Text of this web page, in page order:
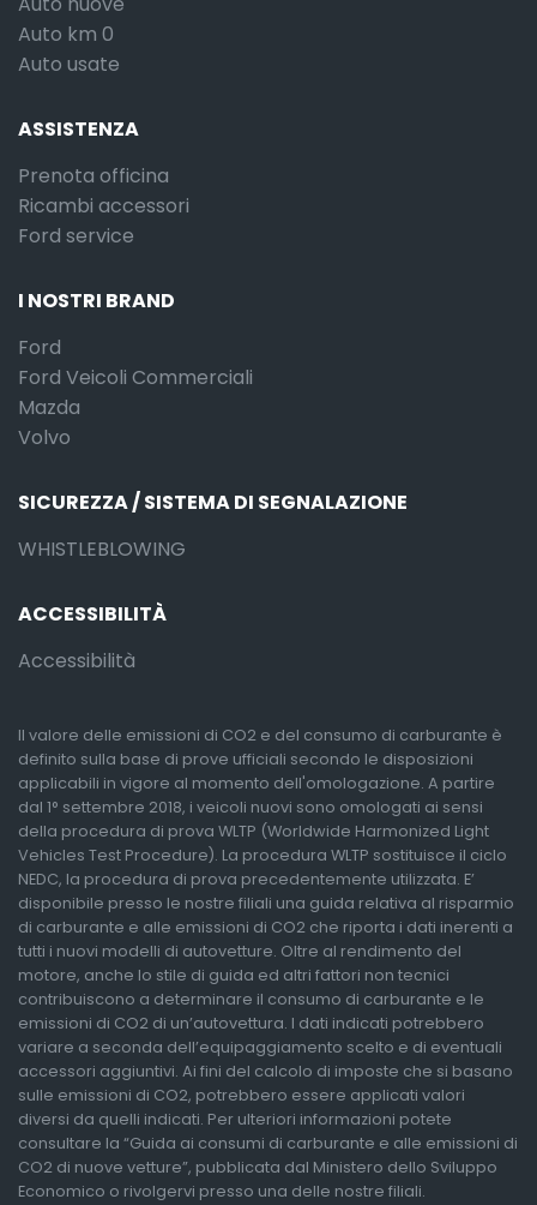
Auto km 0
Auto usate
ASSISTENZA
Prenota officina
Ricambi accessori
Ford service
I NOSTRI BRAND
Ford
Ford Veicoli Commerciali
Mazda
Volvo
SICUREZZA / SISTEMA DI SEGNALAZIONE
WHISTLEBLOWING
ACCESSIBILITÀ
Accessibilità
Il valore delle emissioni di CO2 e del consumo di carburante è
definito sulla base di prove ufficiali secondo le disposizioni
applicabili in vigore al momento dell'omologazione. A partire
dal 1° settembre 2018, i veicoli nuovi sono omologati ai sensi
della procedura di prova WLTP (Worldwide Harmonized Light
Vehicles Test Procedure). La procedura WLTP sostituisce il ciclo
NEDC, la procedura di prova precedentemente utilizzata. E’
disponibile presso le nostre filiali una guida relativa al risparmio
di carburante e alle emissioni di CO2 che riporta i dati inerenti a
tutti i nuovi modelli di autovetture. Oltre al rendimento del
motore, anche lo stile di guida ed altri fattori non tecnici
contribuiscono a determinare il consumo di carburante e le
emissioni di CO2 di un’autovettura. I dati indicati potrebbero
variare a seconda dell’equipaggiamento scelto e di eventuali
accessori aggiuntivi. Ai fini del calcolo di imposte che si basano
sulle emissioni di CO2, potrebbero essere applicati valori
diversi da quelli indicati. Per ulteriori informazioni potete
consultare la “Guida ai consumi di carburante e alle emissioni di
CO2 di nuove vetture”, pubblicata dal Ministero dello Sviluppo
Economico o rivolgervi presso una delle nostre filiali.